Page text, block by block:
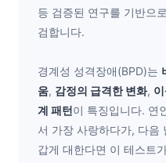
등 검증된 연구를 기반으
검합니다.
경계성 성격장애(BPD)는
움, 감정의 급격한 변화,
계 패턴이 특징입니다. 연
서 가장 사랑하다가, 다음
갑게 대한다면 이 테스트